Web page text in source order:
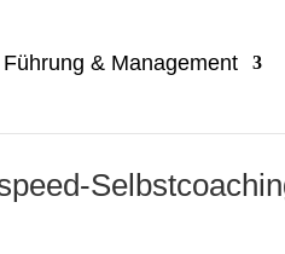
Führung & Management